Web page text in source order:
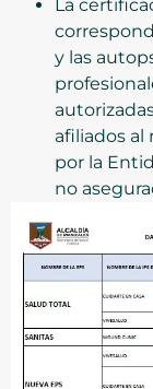
La
y las
afiliados
por la
no